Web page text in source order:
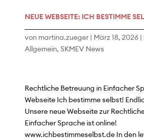
NEUE WEBSEITE: ICH BESTIMME
von martina.zueger März 18, 2026 |
Allgemein,SKMEV News
Rechtliche Betreuung in Einfacher
Webseite Ich bestimme selbst!
Unsere neue Webseite zur
Einfacher Sprache ist online!
www.ichbestimmeselbst.de In den